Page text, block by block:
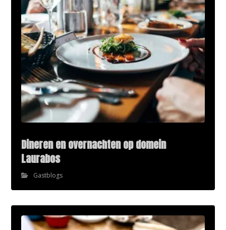
Dineren en overnachten op domein
Laurabos
Gastblogs